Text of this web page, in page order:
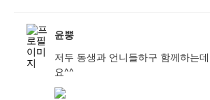
윤뿡
저두 동생과 언니들하구 함께하는
요^^